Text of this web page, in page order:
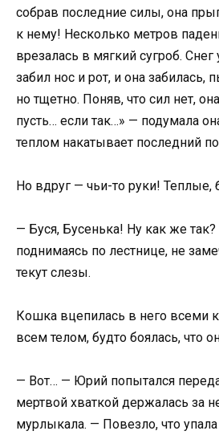
собрав последние силы, она
к нему! Несколько метров
врезалась в мягкий сугроб. Снег
забил нос и рот, и она забилась,
но тщетно. Поняв, что сил нет,
пусть… если так…» — подумала
теплом накатывает последний
Но вдруг — чьи-то руки!
— Буся, Бусенька! Ну как же
поднимаясь по лестнице, не
текут слезы.
Кошка вцепилась в него всеми
всем телом, будто боялась, что
— Вот… — Юрий попытался
мертвой хваткой держалась за
мурлыкала. — Повезло, что